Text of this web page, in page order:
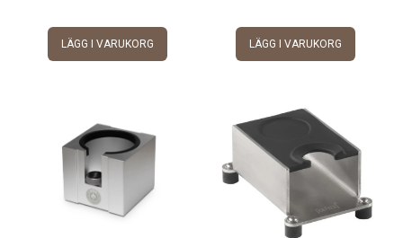
därmed uppnår man en
annan textur och stor
som barista, eftersom
den kompromisslöst
avslöjar snedtampning
och feldosering genom
LÄGG I VARUKORG
Bas i rostfritt stål
genererad av mekanisk
förstklassiga estetik och
dimensionell kvalitet samt
en solid långvarig
produkt, tillsammans med
den raffinerade designen
av det övre handtaget.
LÄGG I VARUKORG